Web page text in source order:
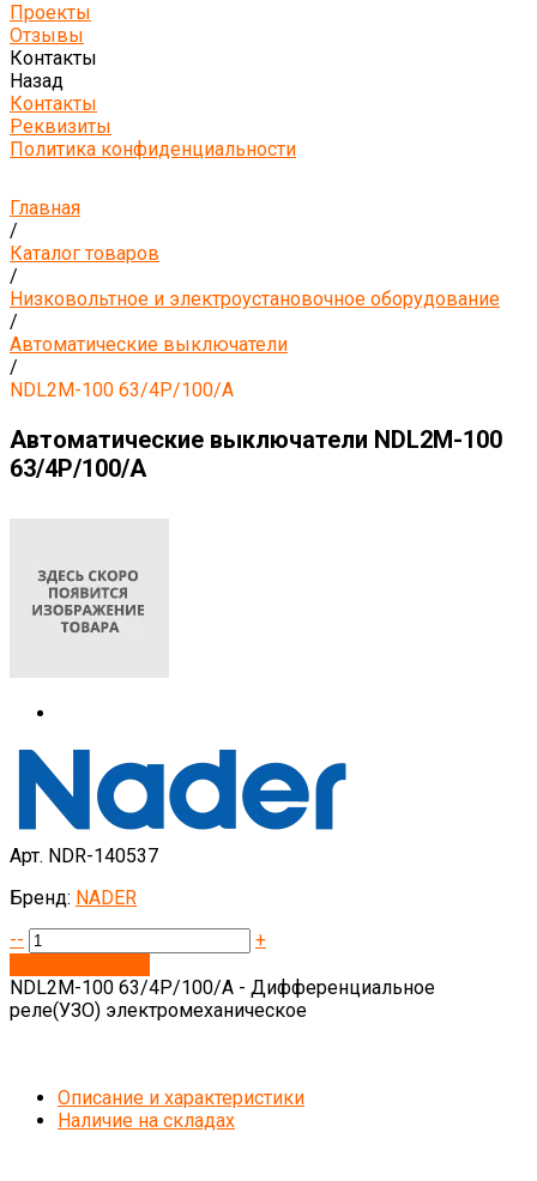
Проекты
Отзывы
Контакты
Назад
Контакты
Реквизиты
Политика конфиденциальности
Главная
/
Каталог товаров
/
Низковольтное и электроустановочное оборудование
/
Автоматические выключатели
/
NDL2M-100 63/4P/100/A
Автоматические выключатели NDL2M-100
63/4P/100/A
Арт. NDR-140537
Бренд: NADER
--
+
NDL2M-100 63/4P/100/A - Дифференциальное
реле(УЗО) электромеханическое
Описание и характеристики
Наличие на складах